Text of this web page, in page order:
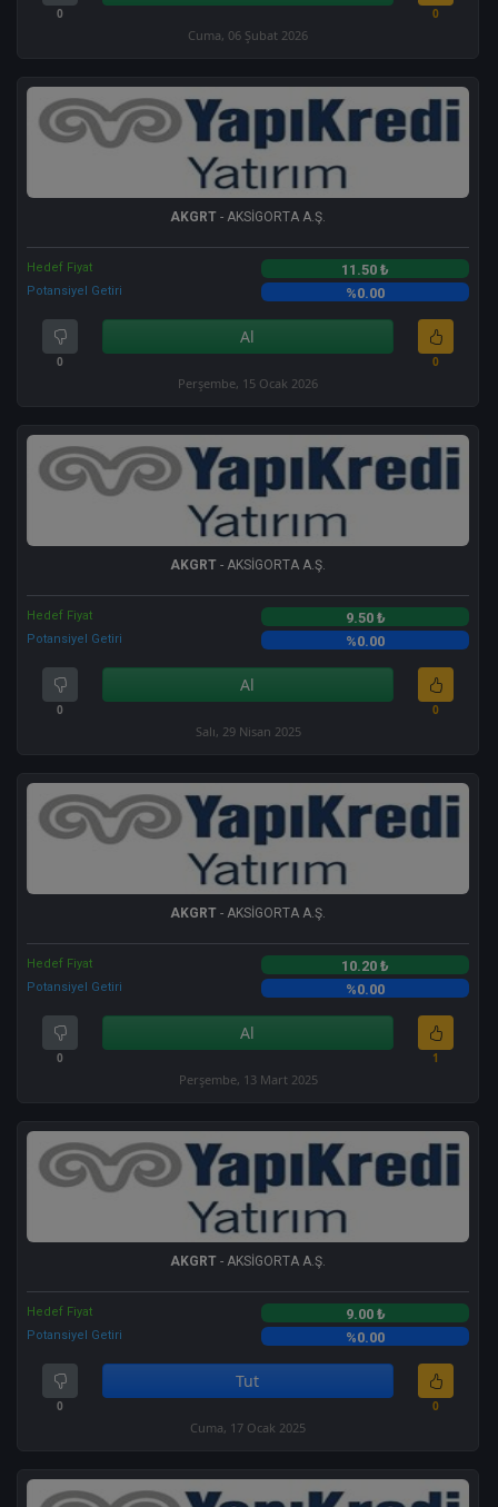
0 0
Cuma, 06 Şubat 2026
AKGRT - AKSİGORTA A.Ş.
Hedef Fiyat 11.50 ₺
Potansiyel Getiri %0.00
0
Al
0
Perşembe, 15 Ocak 2026
AKGRT - AKSİGORTA A.Ş.
Hedef Fiyat 9.50 ₺
Potansiyel Getiri %0.00
0
Al
0
Salı, 29 Nisan 2025
AKGRT - AKSİGORTA A.Ş.
Hedef Fiyat 10.20 ₺
Potansiyel Getiri %0.00
0
Al
1
Perşembe, 13 Mart 2025
AKGRT - AKSİGORTA A.Ş.
Hedef Fiyat 9.00 ₺
Potansiyel Getiri %0.00
0
Tut
0
Cuma, 17 Ocak 2025